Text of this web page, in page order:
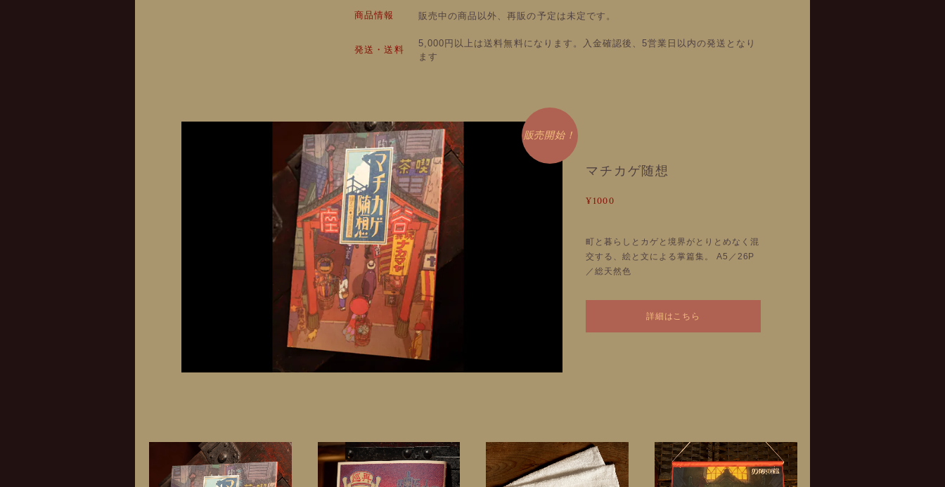
商品情報 販売中の商品以外、再販の予定は未定です。
発送・送料
5,000円以上は送料無料になります。入金確認後、5営業日以内の発送となり
ます
販売開始！
マチカゲ随想
¥1000
町と暮らしとカゲと境界がとりとめなく混
交する、絵と文による掌篇集。 A5／26P
／総天然色
詳細はこちら